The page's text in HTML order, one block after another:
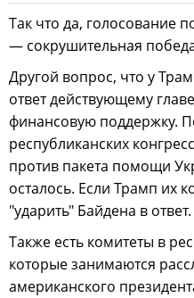
Так что да, голосование
— сокрушительная
Другой вопрос, что у
ответ действующему
финансовую поддержку.
республиканских
против пакета помощи
осталось. Если Трамп их
"ударить" Байдена в ответ.
Также есть комитеты в
которые занимаются
американского